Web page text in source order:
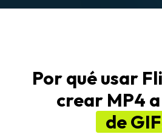
Por qué usar
crear MP4
de